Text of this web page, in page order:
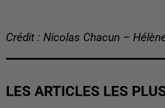
Crédit : Nicolas Chacun –
LES ARTICLES LES